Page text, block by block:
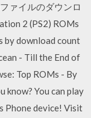
ァイルのダウンロ
2 (PS2) ROMs
by download count
- Till the End of
Top ROMs - By
know? You can play
Phone device! Visit